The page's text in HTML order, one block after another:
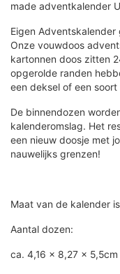
made adventkalender
Eigen
Onze vouwdoos
kartonnen doos zitten
opgerolde randen
een deksel of een
De binnendozen
kalenderomslag. Het
een nieuw doosje met
nauwelijks grenzen!
Maat van de kalender
Aantal dozen:
ca. 4,16 x 8,27 x